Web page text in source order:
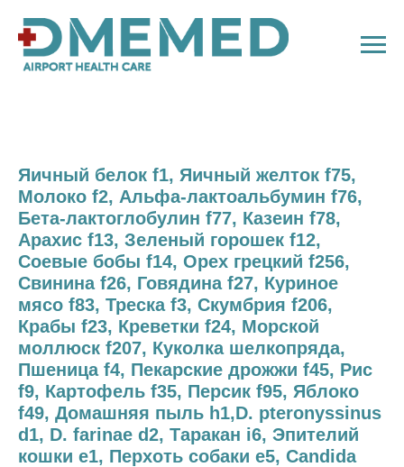
Яичный белок f1, Яичный желток f75,
Молоко f2, Альфа-лактоальбумин f76,
Бета-лактоглобулин f77, Казеин f78,
Арахис f13, Зеленый горошек f12,
Соевые бобы f14, Орех грецкий f256,
Свинина f26, Говядина f27, Куриное
мясо f83, Треска f3, Скумбрия f206,
Крабы f23, Креветки f24, Морской
моллюск f207, Куколка шелкопряда,
Пшеница f4, Пекарские дрожжи f45, Рис
f9, Картофель f35, Персик f95, Яблоко
f49, Домашняя пыль h1,D. pteronyssinus
d1, D. farinae d2, Таракан i6, Эпителий
кошки e1, Перхоть собаки e5, Candida